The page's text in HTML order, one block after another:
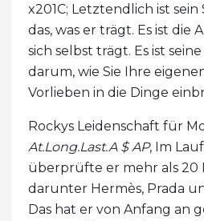
x201C; Letztendlich ist
das, was er trägt. Es ist die
sich selbst trägt. Es ist
darum, wie Sie Ihre
Vorlieben in die Dinge
Rockys Leidenschaft für
At.Long.Last.A $ AP, Im
überprüfte er mehr als 20
darunter Hermès, Prada
Das hat er von Anfang an